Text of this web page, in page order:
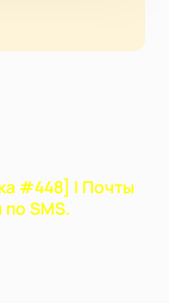
#448] | Почты
SMS.